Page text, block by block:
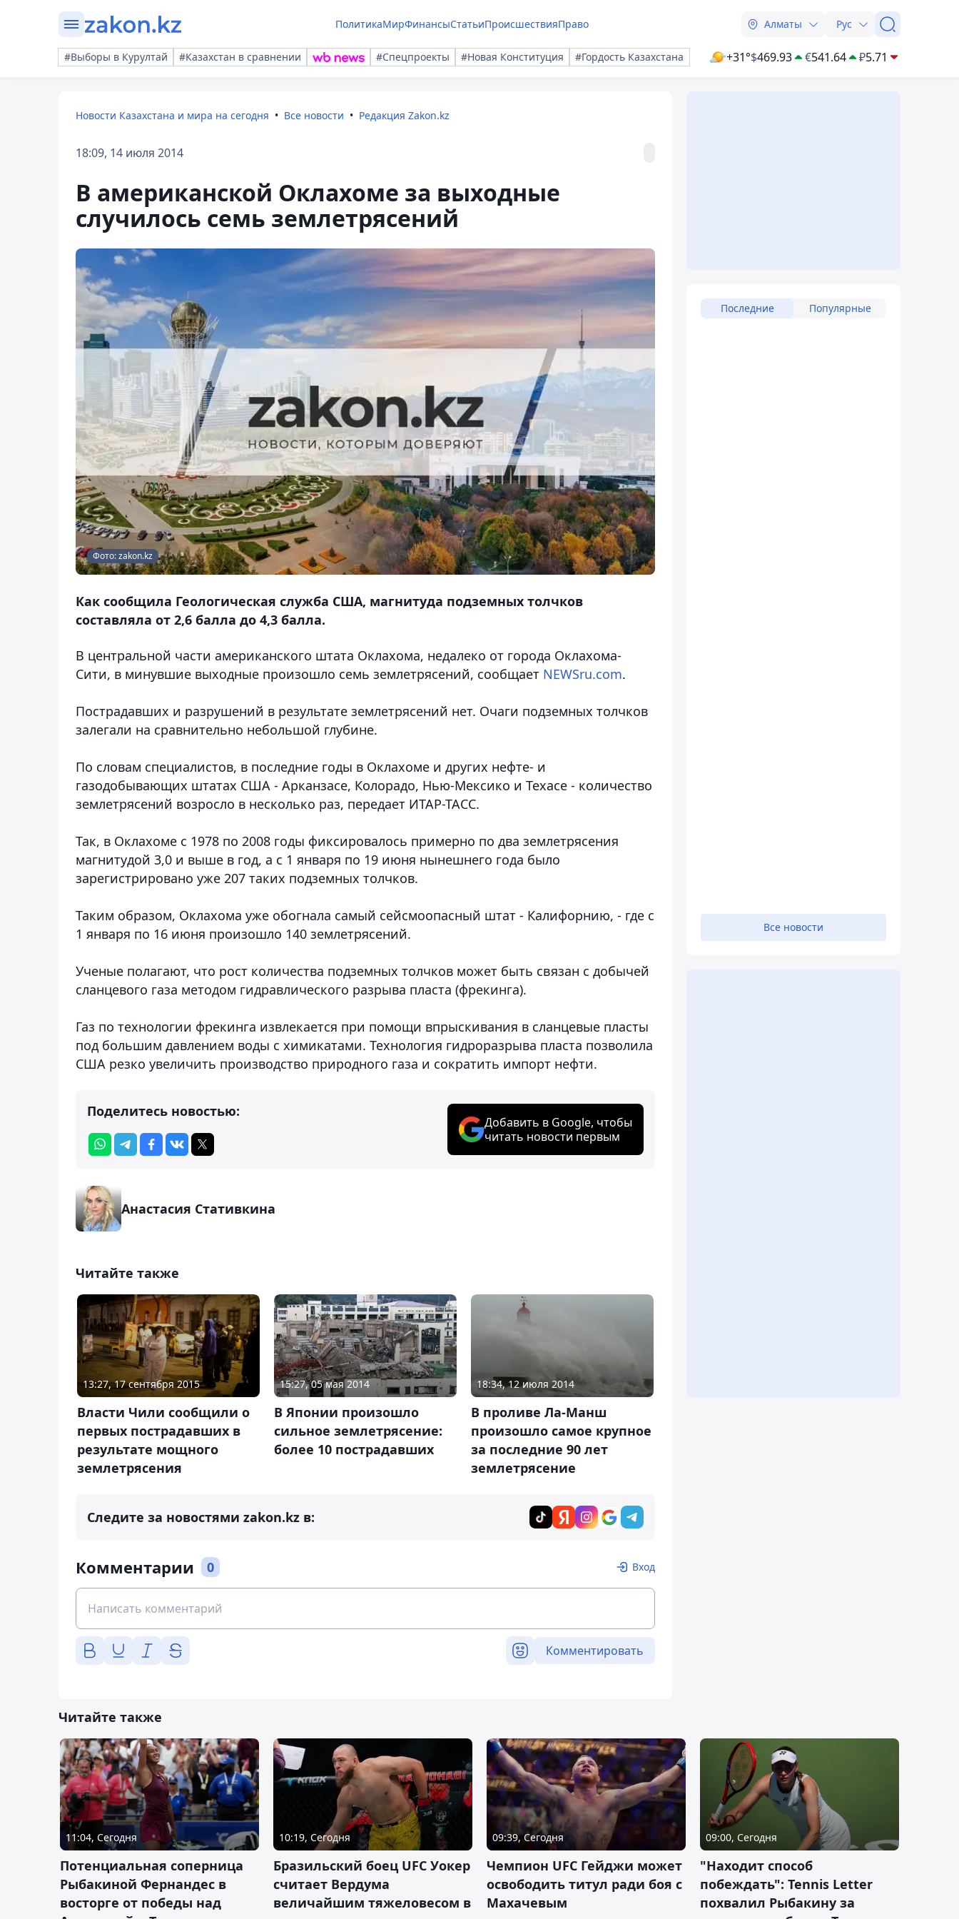
ПолитикаМирФинансыСтатьиПроисшествияПраво Алматы Рус
#Выборы в Курултай #Казахстан в сравнении #Спецпроекты #Новая Конституция #Гордость Казахстана +31°$469.93 €541.64 ₽5.71
Новости Казахстана и мира на сегодня Все новости Редакция Zakon.kz
18:09, 14 июля 2014
В американской Оклахоме за выходные
случилось семь землетрясений
Фото: zakon.kz
Как сообщила Геологическая служба США, магнитуда подземных толчков
составляла от 2,6 балла до 4,3 балла.
В центральной части американского штата Оклахома, недалеко от города Оклахома-
Сити, в минувшие выходные произошло семь землетрясений, сообщает NEWSru.com.
Пострадавших и разрушений в результате землетрясений нет. Очаги подземных толчков
залегали на сравнительно небольшой глубине.
По словам специалистов, в последние годы в Оклахоме и других нефте- и
газодобывающих штатах США - Арканзасе, Колорадо, Нью-Мексико и Техасе - количество
землетрясений возросло в несколько раз, передает ИТАР-ТАСС.
Так, в Оклахоме с 1978 по 2008 годы фиксировалось примерно по два землетрясения
магнитудой 3,0 и выше в год, а с 1 января по 19 июня нынешнего года было
зарегистрировано уже 207 таких подземных толчков.
Таким образом, Оклахома уже обогнала самый сейсмоопасный штат - Калифорнию, - где с
1 января по 16 июня произошло 140 землетрясений.
Ученые полагают, что рост количества подземных толчков может быть связан с добычей
сланцевого газа методом гидравлического разрыва пласта (фрекинга).
Газ по технологии фрекинга извлекается при помощи впрыскивания в сланцевые пласты
под большим давлением воды с химикатами. Технология гидроразрыва пласта позволила
США резко увеличить производство природного газа и сократить импорт нефти.
Поделитесь новостью:
Добавить в Google, чтобы
читать новости первым
Анастасия Стативкина
Читайте также
13:27, 17 сентября 2015
Власти Чили сообщили о
первых пострадавших в
результате мощного
землетрясения
15:27, 05 мая 2014
В Японии произошло
сильное землетрясение:
более 10 пострадавших
18:34, 12 июля 2014
В проливе Ла-Манш
произошло самое крупное
за последние 90 лет
землетрясение
Следите за новостями zakon.kz в:
Комментарии 0 Вход
Комментировать
Последние Популярные
Все новости
Читайте также
11:04, Сегодня
Потенциальная соперница
Рыбакиной Фернандес в
восторге от победы над
10:19, Сегодня
Бразильский боец UFC Уокер
считает Вердума
величайшим тяжеловесом в
09:39, Сегодня
Чемпион UFC Гейджи может
освободить титул ради боя с
Махачевым
09:00, Сегодня
"Находит способ
побеждать": Tennis Letter
похвалил Рыбакину за